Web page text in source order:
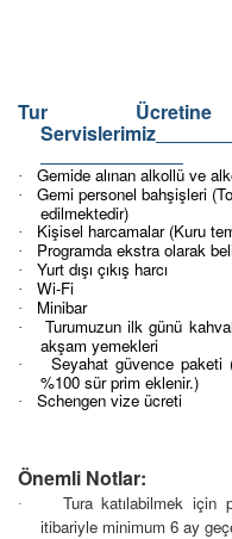
Tur
Servislerimiz
· Gemide alınan alkollü ve
·
Gemi personel bahşişleri
edilmektedir)
· Kişisel harcamalar (Kuru
· Programda ekstra olarak
· Yurt dışı çıkış harcı
· Wi-Fi
· Minibar
·
Turumuzun ilk günü
akşam yemekleri
·
Seyahat güvence
%100 sür prim eklenir.)
· Schengen vize ücreti
Önemli Notlar:
·
Tura katılabilmek için
itibariyle minimum 6 ay